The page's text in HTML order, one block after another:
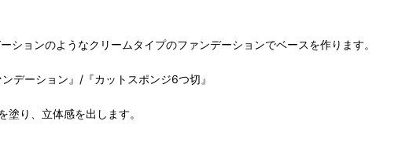
ョンのようなクリームタイプのファンデーションでベースを作ります。
デーション』/『カットスポンジ6つ切』
り、立体感を出します。